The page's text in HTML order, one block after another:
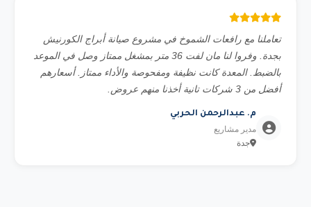
تعاملنا مع رافعات الشموخ في مشروع صيانة أبراج الكورنيش
بجدة. وفروا لنا مان لفت 36 متر بمشغل ممتاز وصل في الموعد
بالضبط. المعدة كانت نظيفة ومفحوصة والأداء ممتاز. أسعارهم
أفضل من 3 شركات تانية أخذنا منهم عروض.
م. عبدالرحمن الحربي
مدير مشاريع
جدة